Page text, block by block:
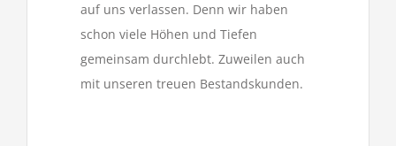
auf uns verlassen. Denn wir haben
schon viele Höhen und Tiefen
gemeinsam durchlebt. Zuweilen auch
mit unseren treuen Bestandskunden.